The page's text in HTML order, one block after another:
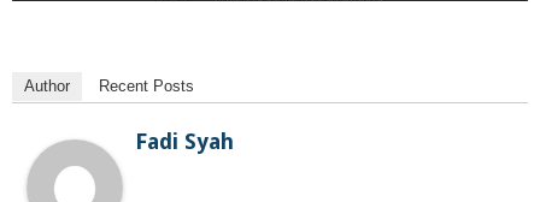
Author Recent Posts
Fadi Syah